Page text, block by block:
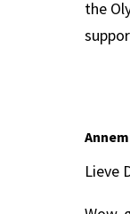
the
Lieve